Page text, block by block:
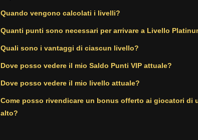
Quando vengono calcolati i livelli?
Quanti punti sono necessari per arrivare a Livello
Quali sono i vantaggi di ciascun livello?
Dove posso vedere il mio Saldo Punti VIP attuale?
Dove posso vedere il mio livello attuale?
Come posso rivendicare un bonus offerto ai giocatori di
alto?